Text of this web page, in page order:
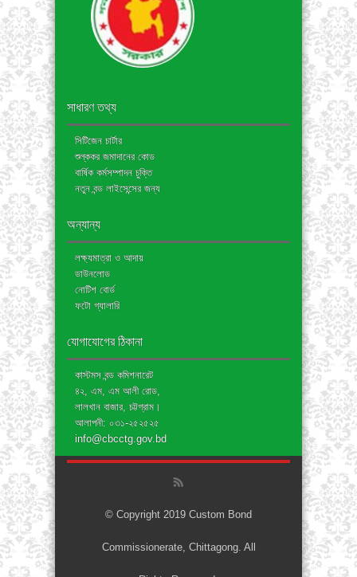
সাধারণ তথ্য
সিটিজেন চার্টার
শুল্ককর জমাদানের কোড
বার্ষিক কর্মসম্পাদন চুক্তি
নতুন বন্ড লাইসেন্সের জন্য
অন্যান্য
লক্ষ্যমাত্রা ও আদায়
ডাউনলোড
নোটিশ বোর্ড
ফটো গ্যালারি
যোগাযোগের ঠিকানা
কাস্টমস বন্ড কমিশনারেট
৪২, এম, এম আলী রোড,
লালখান বাজার, চট্টগ্রাম।
আলাপনী: ০৩১-২৫২৫২৫
info@cbcctg.gov.bd
© Copyright 2019 Custom Bond
Commissionerate, Chittagong. All